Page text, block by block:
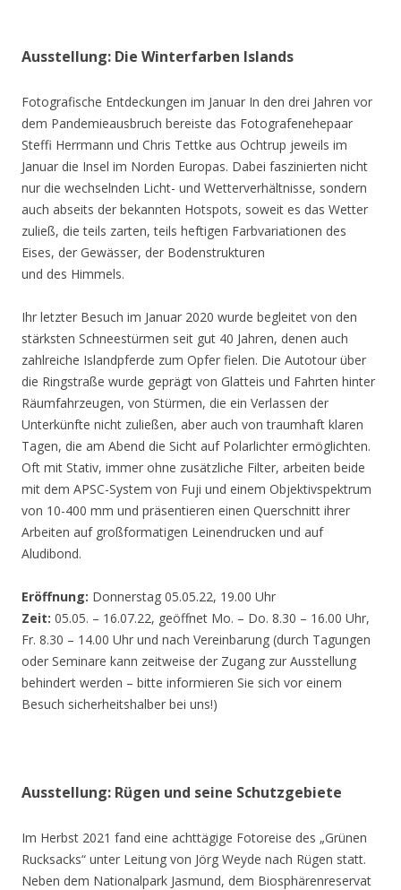
Ausstellung: Die Winterfarben Islands
Fotografische Entdeckungen im Januar In den drei Jahren vor
dem Pandemieausbruch bereiste das Fotografenehepaar
Steffi Herrmann und Chris Tettke aus Ochtrup jeweils im
Januar die Insel im Norden Europas. Dabei faszinierten nicht
nur die wechselnden Licht- und Wetterverhältnisse, sondern
auch abseits der bekannten Hotspots, soweit es das Wetter
zuließ, die teils zarten, teils heftigen Farbvariationen des
Eises, der Gewässer, der Bodenstrukturen
und des Himmels.
Ihr letzter Besuch im Januar 2020 wurde begleitet von den
stärksten Schneestürmen seit gut 40 Jahren, denen auch
zahlreiche Islandpferde zum Opfer fielen. Die Autotour über
die Ringstraße wurde geprägt von Glatteis und Fahrten hinter
Räumfahrzeugen, von Stürmen, die ein Verlassen der
Unterkünfte nicht zuließen, aber auch von traumhaft klaren
Tagen, die am Abend die Sicht auf Polarlichter ermöglichten.
Oft mit Stativ, immer ohne zusätzliche Filter, arbeiten beide
mit dem APSC-System von Fuji und einem Objektivspektrum
von 10-400 mm und präsentieren einen Querschnitt ihrer
Arbeiten auf großformatigen Leinendrucken und auf
Aludibond.
Eröffnung: Donnerstag 05.05.22, 19.00 Uhr
Zeit: 05.05. – 16.07.22, geöffnet Mo. – Do. 8.30 – 16.00 Uhr,
Fr. 8.30 – 14.00 Uhr und nach Vereinbarung (durch Tagungen
oder Seminare kann zeitweise der Zugang zur Ausstellung
behindert werden – bitte informieren Sie sich vor einem
Besuch sicherheitshalber bei uns!)
Ausstellung: Rügen und seine Schutzgebiete
Im Herbst 2021 fand eine achttägige Fotoreise des „Grünen
Rucksacks“ unter Leitung von Jörg Weyde nach Rügen statt.
Neben dem Nationalpark Jasmund, dem Biosphärenreservat